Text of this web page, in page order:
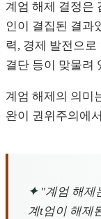
계엄 해제 결정은
인이 결집된 결과
력, 경제 발전으
결단 등이 맞물려
계엄 해제의 의미
완이 권위주의에
✦"계엄 해제
계t엄이 해제